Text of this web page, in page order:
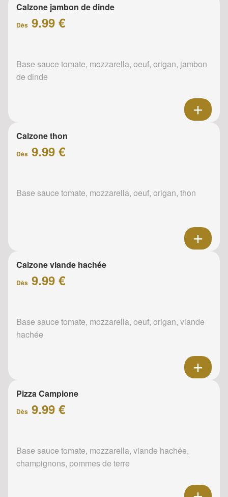
Calzone jambon de dinde
Dès 9.99 €
Base sauce tomate, mozzarella, oeuf, origan, jambon
de dinde
Calzone thon
Dès 9.99 €
Base sauce tomate, mozzarella, oeuf, origan, thon
Calzone viande hachée
Dès 9.99 €
Base sauce tomate, mozzarella, oeuf, origan, viande
hachée
Pizza Campione
Dès 9.99 €
Base sauce tomate, mozzarella, viande hachée,
champignons, pommes de terre